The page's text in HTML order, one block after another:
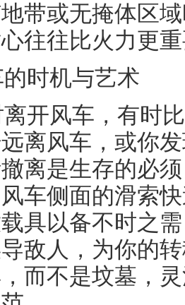
带或无掩体区
往往比火力更
时机与艺术
开风车，有时
离风车，或你
离是生存的必
车侧面的滑索
具以备不时之
敌人，为你的
而不是坟墓，